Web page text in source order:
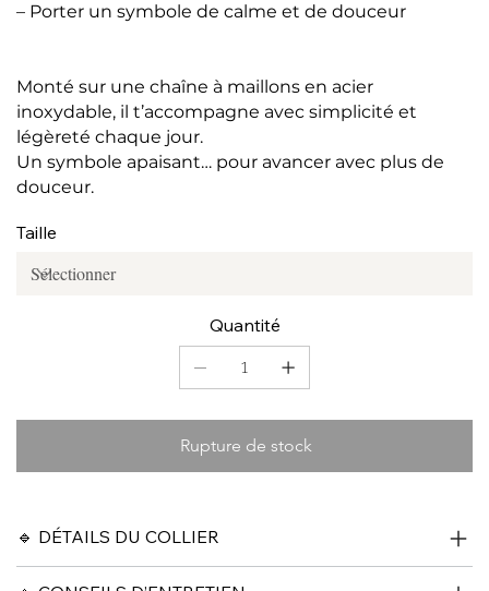
– Porter un symbole de calme et de douceur
Monté sur une chaîne à maillons en acier
inoxydable, il t’accompagne avec simplicité et
légèreté chaque jour.
Un symbole apaisant… pour avancer avec plus de
douceur.
Taille
Quantité
Rupture de stock
🔹 DÉTAILS DU COLLIER